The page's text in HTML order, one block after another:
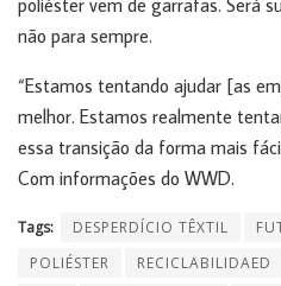
não para sempre.
“Estamos tentando ajudar [as
melhor. Estamos realmente
essa transição da forma mais
Com informações do WWD.
Tags: DESPERDÍCIO TÊXTIL
POLIÉSTER
RECICLABILIDAED